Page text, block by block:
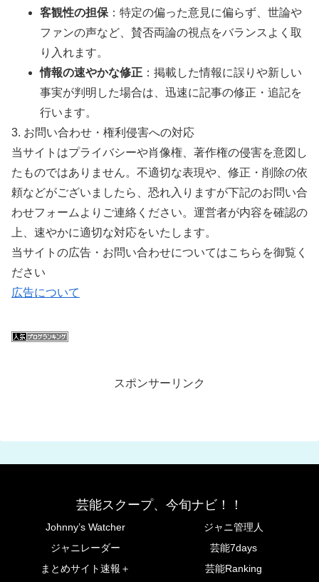
客観性の担保：特定の偏った意見に偏らず、世論や
ファンの声など、賛否両論の視点をバランスよく取
り入れます。
情報の速やかな修正 ：掲載した情報に誤りや新しい
事実が判明した場合は、迅速に記事の修正・追記を
行います。
3. お問い合わせ・権利侵害への対応
当サイトはプライバシーや肖像権、著作権の侵害を意図し
たものではありません。不適切な表現や、修正・削除の依
頼などがございましたら、恐れ入りますが下記のお問い合
わせフォームよりご連絡ください。運営者が内容を確認の
上、速やかに適切な対応をいたします。
当サイトの広告・お問い合わせについてはこちらを御覧く
ださい
広告について
スポンサーリンク
芸能スクープ、今旬ナビ！！
Johnny’s Watcher
ジャニ管理人
ジャニレーダー
芸能7days
まとめサイト速報＋
芸能Ranking